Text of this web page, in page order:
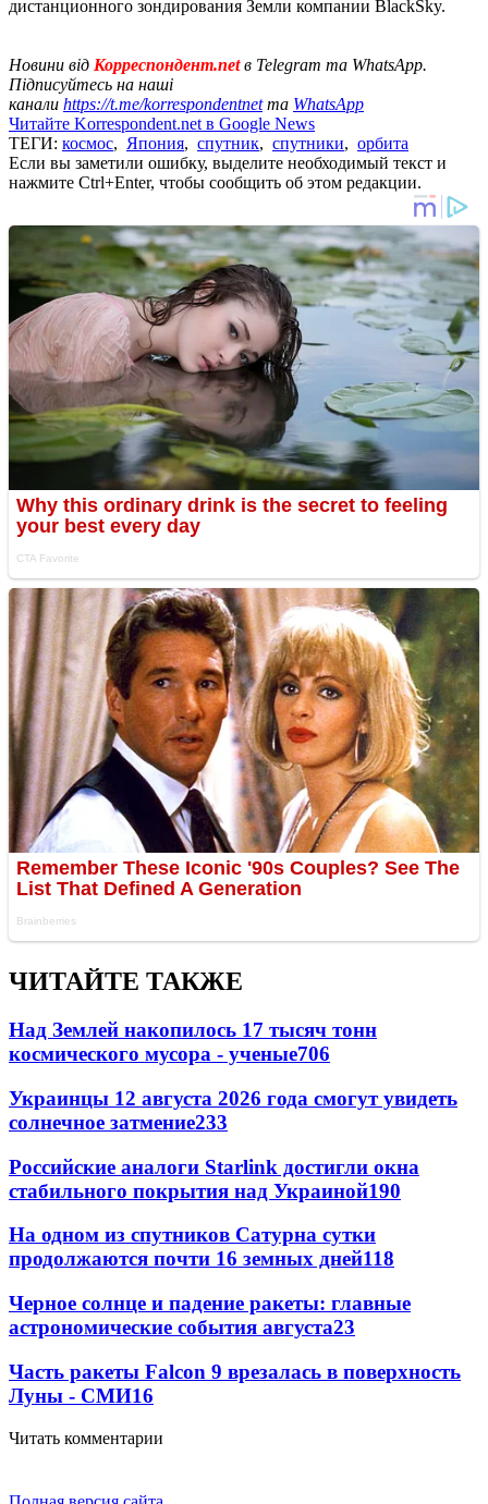
дистанционного зондирования Земли компании BlackSky.
Новини від Корреспондент.netв Telegram та WhatsApp.
Підписуйтесь на наші
канали https://t.me/korrespondentnetта WhatsApp
Читайте Korrespondent.net в Google News
ТЕГИ: космос, Япония, спутник, спутники, орбита
Если вы заметили ошибку, выделите необходимый текст и
нажмите Ctrl+Enter, чтобы сообщить об этом редакции.
ЧИТАЙТЕ ТАКЖЕ
Над Землей накопилось 17 тысяч тонн
космического мусора - ученые706
Украинцы 12 августа 2026 года смогут увидеть
солнечное затмение233
Российские аналоги Starlink достигли окна
стабильного покрытия над Украиной190
На одном из спутников Сатурна сутки
продолжаются почти 16 земных дней118
Черное солнце и падение ракеты: главные
астрономические события августа23
Часть ракеты Falcon 9 врезалась в поверхность
Луны - СМИ16
Читать комментарии